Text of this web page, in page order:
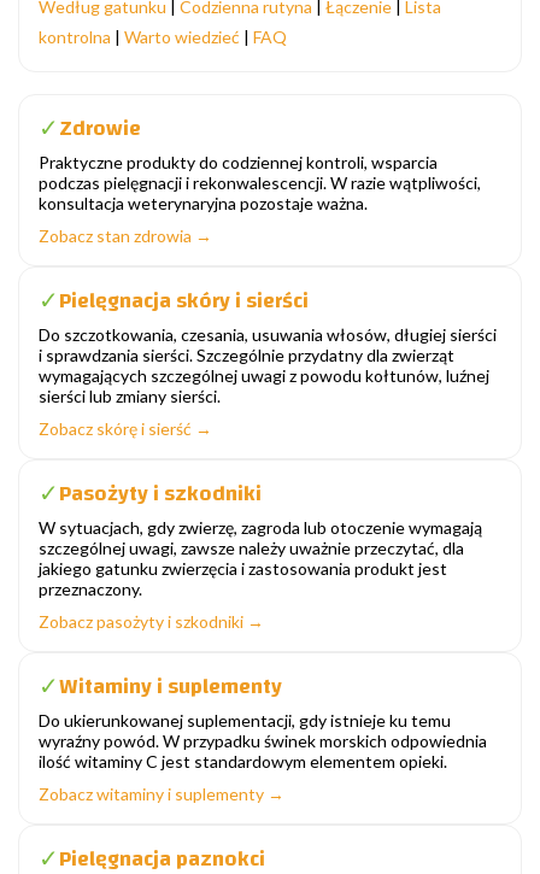
Według gatunku Codzienna rutyna Łączenie
Lista
kontrolna | Warto wiedzieć | FAQ
✓Zdrowie
Praktyczne produkty do codziennej kontroli, wsparcia
podczas pielęgnacji i rekonwalescencji. W razie wątpliwości,
konsultacja weterynaryjna pozostaje ważna.
Zobacz stan zdrowia →
✓Pielęgnacja skóry i sierści
Do szczotkowania, czesania, usuwania włosów, długiej sierści
i sprawdzania sierści. Szczególnie przydatny dla zwierząt
wymagających szczególnej uwagi z powodu kołtunów, luźnej
sierści lub zmiany sierści.
Zobacz skórę i sierść →
✓Pasożyty i szkodniki
W sytuacjach, gdy zwierzę, zagroda lub otoczenie wymagają
szczególnej uwagi, zawsze należy uważnie przeczytać, dla
jakiego gatunku zwierzęcia i zastosowania produkt jest
przeznaczony.
Zobacz pasożyty i szkodniki →
✓Witaminy i suplementy
Do ukierunkowanej suplementacji, gdy istnieje ku temu
wyraźny powód. W przypadku świnek morskich odpowiednia
ilość witaminy C jest standardowym elementem opieki.
Zobacz witaminy i suplementy →
✓Pielęgnacja paznokci